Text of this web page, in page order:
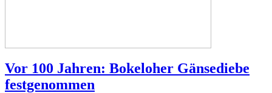
Vor 100 Jahren: Bokeloher Gänsediebe
festgenommen